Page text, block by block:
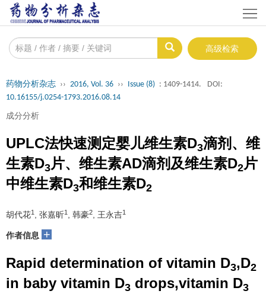
高级检索
简
介
稿
须
知
期
刊
目
编
委
出
策
下
专
区
系
我
English
药物分析杂志 ›› 2016, Vol. 36 ›› Issue (8) : 1409-1414.
DOI:
10.16155/j.0254-1793.2016.08.14
成分分析
UPLC法快速测定婴儿维生素D3滴剂、维
生素D3片、维生素AD滴剂及维生素D2片
中维生素D3和维生素D2
胡代花1 , 张嘉昕1 , 韩豪2 , 王永吉1
作者信息 +
Rapid determination of vitamin D3,D2
in baby vitamin D3 drops,vitamin D3